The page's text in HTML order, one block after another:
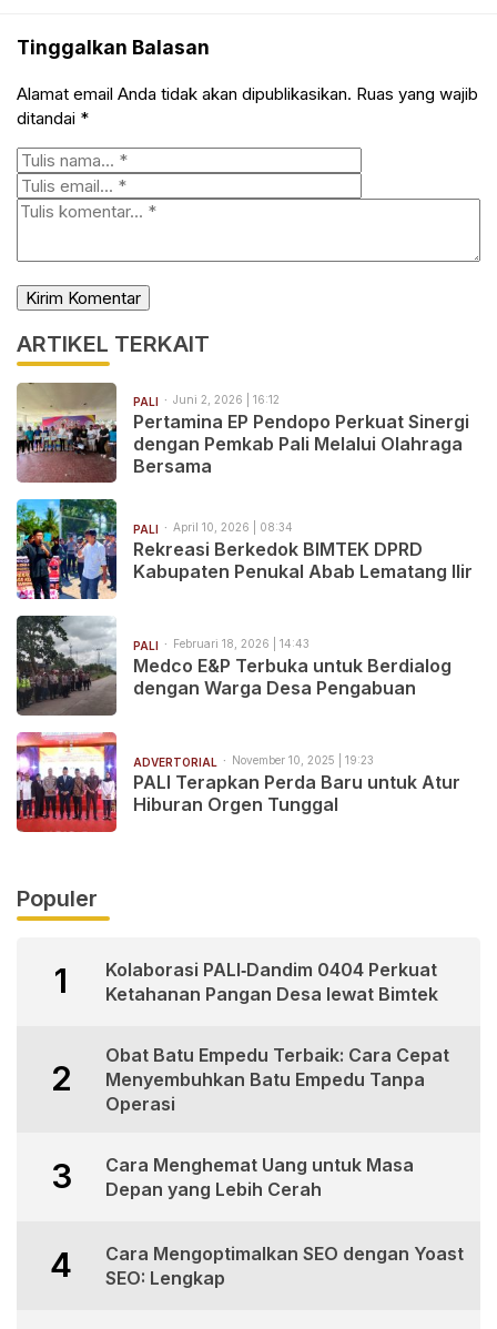
Tinggalkan Balasan
Alamat email Anda tidak akan dipublikasikan. Ruas yang wajib
ditandai *
ARTIKEL TERKAIT
PALI Juni 2, 2026 | 16:12
Pertamina EP Pendopo Perkuat Sinergi
dengan Pemkab Pali Melalui Olahraga
Bersama
PALI April 10, 2026 | 08:34
Rekreasi Berkedok BIMTEK DPRD
Kabupaten Penukal Abab Lematang Ilir
PALI Februari 18, 2026 | 14:43
Medco E&P Terbuka untuk Berdialog
dengan Warga Desa Pengabuan
ADVERTORIAL November 10, 2025 | 19:23
PALI Terapkan Perda Baru untuk Atur
Hiburan Orgen Tunggal
Populer
1
Kolaborasi PALI‑Dandim 0404 Perkuat
Ketahanan Pangan Desa lewat Bimtek
2
Obat Batu Empedu Terbaik: Cara Cepat
Menyembuhkan Batu Empedu Tanpa
Operasi
3
Cara Menghemat Uang untuk Masa
Depan yang Lebih Cerah
4
Cara Mengoptimalkan SEO dengan Yoast
SEO: Lengkap